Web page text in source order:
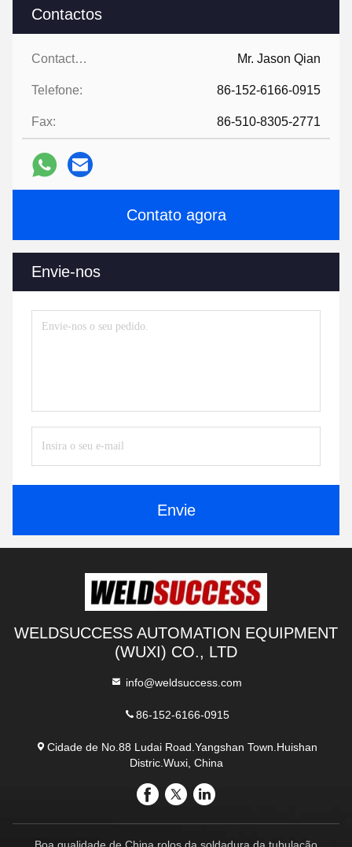
Contactos
Contactos: Mr. Jason Qian
Telefone: 86-152-6166-0915
Fax: 86-510-8305-2771
Contato agora
Envie-nos
Envie
WELDSUCCESS AUTOMATION EQUIPMENT
(WUXI) CO., LTD
info@weldsuccess.com
86-152-6166-0915
Cidade de No.88 Ludai Road.Yangshan Town.Huishan
Distric.Wuxi, China